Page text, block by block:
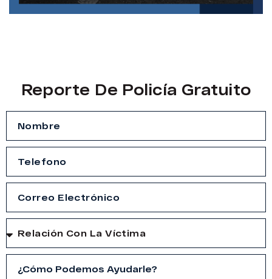
Reporte De Policía Gratuito